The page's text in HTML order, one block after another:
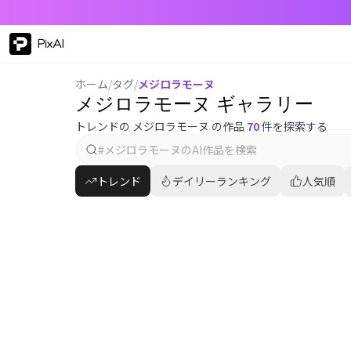
PixAI
ホーム/タグ/メジロラモーヌ
メジロラモーヌ ギャラリー
トレンドの メジロラモーヌ の作品 70件を探索する
トレンド デイリーランキング 人気順